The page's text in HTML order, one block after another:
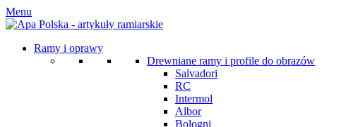
Menu
Ramy i oprawy
Drewniane ramy i profile do obrazów
Salvadori
RC
Intermol
Albor
Bologni